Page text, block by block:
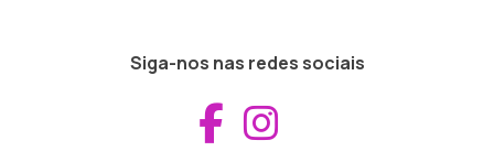
Siga-nos nas redes sociais
Aceder ao